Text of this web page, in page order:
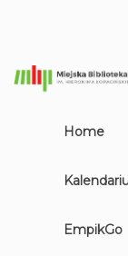
Home
EmpikGo